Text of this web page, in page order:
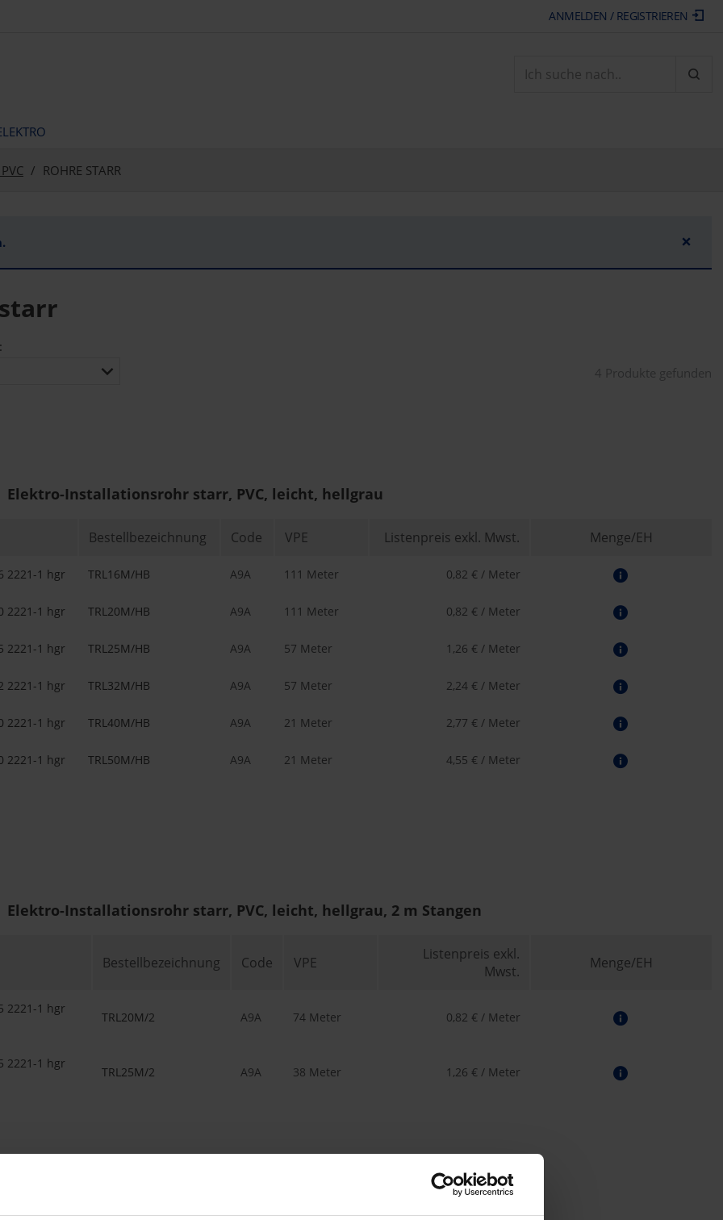
ANMELDEN / REGISTRIEREN
ROHRE STARR
×
4 Produkte gefunden
Elektro-Installationsrohr starr, PVC, leicht, hellgrau
Bestellbezeichnung Code VPE Listenpreis exkl. Mwst. Menge/EH
2221-1 hgr TRL16M/HB A9A 111 Meter 0,82 € / Meter
2221-1 hgr TRL20M/HB A9A 111 Meter 0,82 € / Meter
2221-1 hgr TRL25M/HB A9A 57 Meter 1,26 € / Meter
2221-1 hgr TRL32M/HB A9A 57 Meter 2,24 € / Meter
2221-1 hgr TRL40M/HB A9A 21 Meter 2,77 € / Meter
2221-1 hgr TRL50M/HB A9A 21 Meter 4,55 € / Meter
Elektro-Installationsrohr starr, PVC, leicht, hellgrau, 2 m Stangen
Bestellbezeichnung Code VPE
Listenpreis exkl.
Mwst.
Menge/EH
2221-1 hgr
TRL20M/2 A9A 74 Meter 0,82 € / Meter
2221-1 hgr
TRL25M/2 A9A 38 Meter 1,26 € / Meter